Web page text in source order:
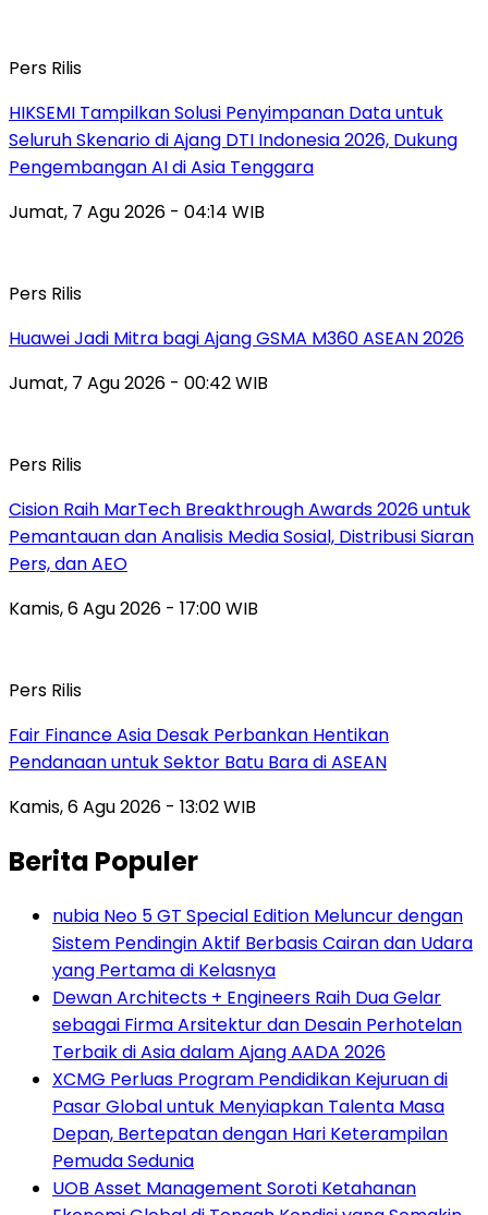
Pers Rilis
HIKSEMI Tampilkan Solusi Penyimpanan Data untuk
Seluruh Skenario di Ajang DTI Indonesia 2026, Dukung
Pengembangan AI di Asia Tenggara
Jumat, 7 Agu 2026 - 04:14 WIB
Pers Rilis
Huawei Jadi Mitra bagi Ajang GSMA M360 ASEAN 2026
Jumat, 7 Agu 2026 - 00:42 WIB
Pers Rilis
Cision Raih MarTech Breakthrough Awards 2026 untuk
Pemantauan dan Analisis Media Sosial, Distribusi Siaran
Pers, dan AEO
Kamis, 6 Agu 2026 - 17:00 WIB
Pers Rilis
Fair Finance Asia Desak Perbankan Hentikan
Pendanaan untuk Sektor Batu Bara di ASEAN
Kamis, 6 Agu 2026 - 13:02 WIB
Berita Populer
nubia Neo 5 GT Special Edition Meluncur dengan
Sistem Pendingin Aktif Berbasis Cairan dan Udara
yang Pertama di Kelasnya
Dewan Architects + Engineers Raih Dua Gelar
sebagai Firma Arsitektur dan Desain Perhotelan
Terbaik di Asia dalam Ajang AADA 2026
XCMG Perluas Program Pendidikan Kejuruan di
Pasar Global untuk Menyiapkan Talenta Masa
Depan, Bertepatan dengan Hari Keterampilan
Pemuda Sedunia
UOB Asset Management Soroti Ketahanan